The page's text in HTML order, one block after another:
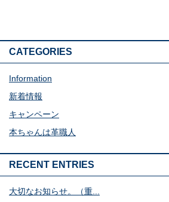
CATEGORIES
Information
新着情報
キャンペーン
本ちゃんは革職人
RECENT ENTRIES
大切なお知らせ。（重...